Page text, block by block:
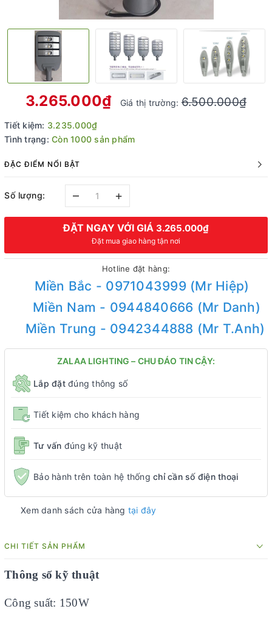
3.265.000₫ Giá thị trường:6.500.000₫
Tiết kiệm: 3.235.000₫
Tình trạng: Còn 1000 sản phẩm
ĐẶC ĐIỂM NỔI BẬT
Số lượng: – +
ĐẶT NGAY VỚI GIÁ 3.265.000₫
Đặt mua giao hàng tận nơi
Hotline đặt hàng:
Miền Bắc - 0971043999 (Mr Hiệp)
Miền Nam - 0944840666 (Mr Danh)
Miền Trung - 0942344888 (Mr T.Anh)
ZALAA LIGHTING – CHU ĐÁO TIN CẬY:
Lắp đặtđúng thông số
Tiết kiệm cho khách hàng
Tư vấn đúng kỹ thuật
Bảo hành trên toàn hệ thống chỉ cần số điện thoại
Xem danh sách cửa hàng tại đây
CHI TIẾT SẢN PHẨM
Thông số kỹ thuật
Công suất: 150W